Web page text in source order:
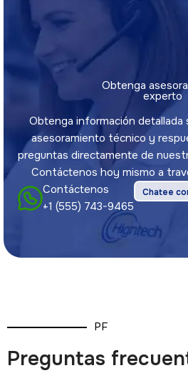
Obtenga
experto
Obtenga información detallada
asesoramiento técnico y
preguntas directamente de
Contáctenos hoy mismo a
Contáctenos
+1 (555) 743-9465
Chatee
PF
Preguntas